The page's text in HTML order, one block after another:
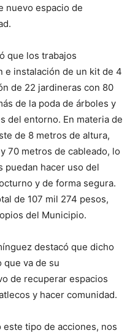
nuevo espacio de
que los trabajos
e instalación de un kit de 4
de 22 jardineras con 80
de la poda de árboles y
del entorno. En materia de
de 8 metros de altura,
70 metros de cableado, lo
puedan hacer uso del
y de forma segura.
de 107 mil 274 pesos,
del Municipio.
destacó que dicho
que va de su
de recuperar espacios
y hacer comunidad.
este tipo de acciones, nos